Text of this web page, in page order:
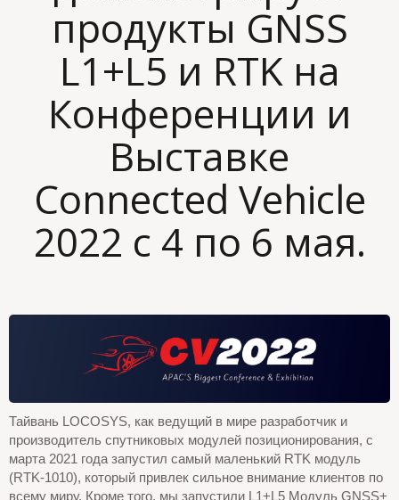
продукты GNSS
L1+L5 и RTK на
Конференции и
Выставке
Connected Vehicle
2022 с 4 по 6 мая.
Тайвань LOCOSYS, как ведущий в мире разработчик и
производитель спутниковых модулей позиционирования, с
марта 2021 года запустил самый маленький RTK модуль
(RTK-1010), который привлек сильное внимание клиентов по
всему миру. Кроме того, мы запустили L1+L5 Модуль GNSS+